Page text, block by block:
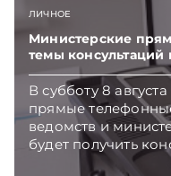
ЛИЧНОЕ
Министерские
темы консультаций
В субботу 8
прямые
ведомств и
будет получить